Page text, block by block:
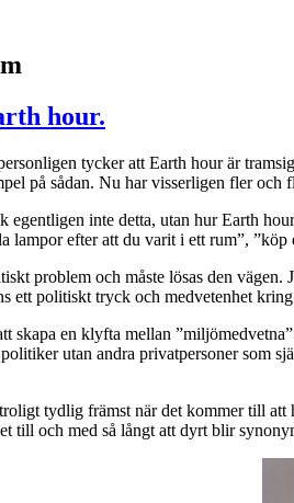
hour.
tycker att Earth hour är
på sådan. Nu har visserligen fler
egentligen inte detta, utan hur Earth
lampor efter att du varit i ett rum”,
problem och måste lösas den
ett politiskt tryck och medvetenhet
skapa en klyfta mellan
utan andra privatpersoner som
tydlig främst när det kommer till
till och med så långt att dyrt blir